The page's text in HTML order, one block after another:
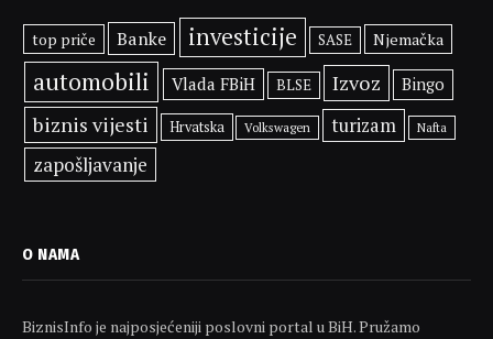
top priče Banke investicije SASE Njemačka
automobili Vlada FBiH BLSE Izvoz Bingo
biznis vijesti Hrvatska Volkswagen turizam Nafta
zapošljavanje
O NAMA
BiznisInfo je najposjećeniji poslovni portal u BiH. Pružamo